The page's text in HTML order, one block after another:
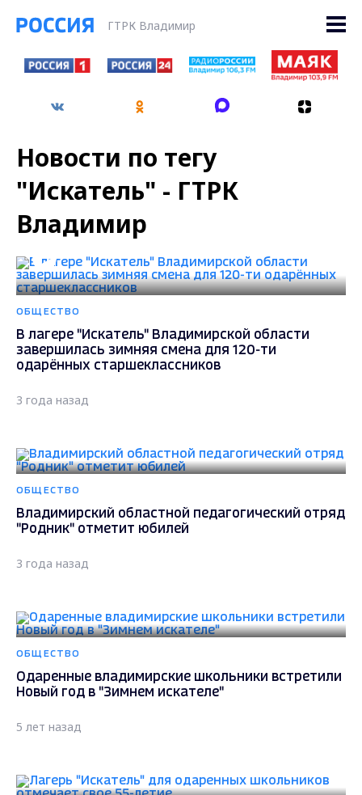
ГТРК Владимир
Новости по тегу
"Искатель" - ГТРК
Владимир
ОБЩЕСТВО
В лагере "Искатель" Владимирской области
завершилась зимняя смена для 120-ти
одарённых старшеклассников
3 года назад
ОБЩЕСТВО
Владимирский областной педагогический отряд
"Родник" отметит юбилей
3 года назад
ОБЩЕСТВО
Одаренные владимирские школьники встретили
Новый год в "Зимнем искателе"
5 лет назад